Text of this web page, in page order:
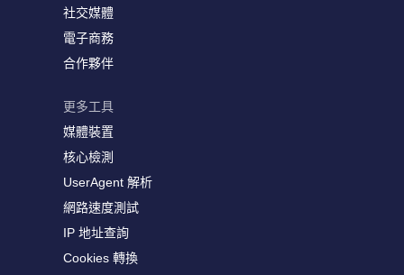
社交媒體
電子商務
合作夥伴
更多工具
媒體裝置
核心檢測
UserAgent 解析
網路速度測試
IP 地址查詢
Cookies 轉換